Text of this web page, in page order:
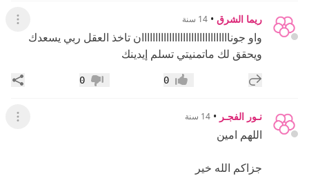
ريما الشرق • 14 سنة عرض
واو جوناااااااااااااااااااااااااااااااان تاخذ العقل ربي يسعدك
ويحقق لك ماتمنيتي تسلم إيدينك
إضافة رد جديد إعجاب0 عدم إعجاب
0
نـور الفجـر • 14 سنة عرض
اللهم امين
جزاكم الله خير